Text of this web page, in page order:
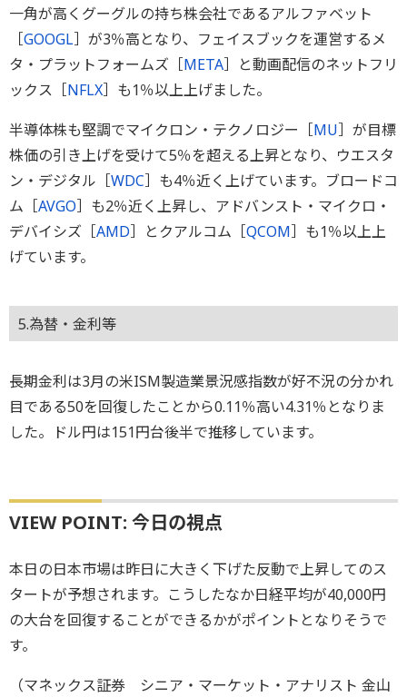
一角が高くグーグルの持ち株会社であるアルファベット
［GOOGL］が3％高となり、フェイスブックを運営するメ
タ・プラットフォームズ［META］と動画配信のネットフリ
ックス［NFLX］も1％以上上げました。
半導体株も堅調でマイクロン・テクノロジー［MU］が目標
株価の引き上げを受けて5％を超える上昇となり、ウエスタ
ン・デジタル［WDC］も4％近く上げています。ブロードコ
ム［AVGO］も2％近く上昇し、アドバンスト・マイクロ・
デバイシズ［AMD］とクアルコム［QCOM］も1％以上上
げています。
5.為替・金利等
長期金利は3月の米ISM製造業景況感指数が好不況の分かれ
目である50を回復したことから0.11％高い4.31％となりま
した。ドル円は151円台後半で推移しています。
VIEW POINT: 今日の視点
本日の日本市場は昨日に大きく下げた反動で上昇してのス
タートが予想されます。こうしたなか日経平均が40,000円
の大台を回復することができるかがポイントとなりそうで
す。
（マネックス証券 シニア・マーケット・アナリスト 金山